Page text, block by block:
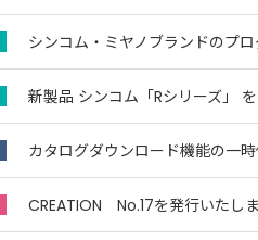
シンコム・ミヤノブランドのプ
新製品 シンコム「Rシリーズ」
カタログダウンロード機能の一
CREATION No.17を発行いたしま